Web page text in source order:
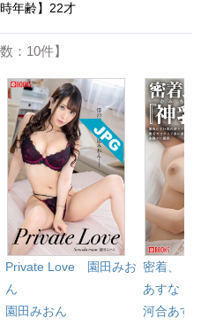
年齢】22才
：10件】
Private Love 園田みお
ん
園田みおん
密着、『
あすな
河合あす